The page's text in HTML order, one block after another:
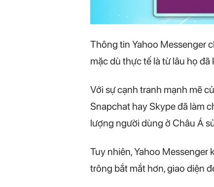
Thông tin Yahoo Messenger
mặc dù thực tế là từ lâu họ
Với sự cạnh tranh mạnh mẽ
Snapchat hay Skype đã làm
lượng người dùng ở Châu Á
Tuy nhiên, Yahoo
trông bắt mắt hơn, giao diện